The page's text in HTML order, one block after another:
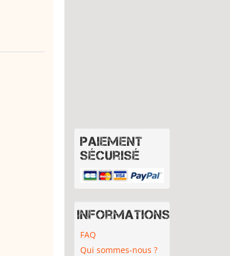
Paiement
sécurisé
Informations
FAQ
Qui sommes-nous ?